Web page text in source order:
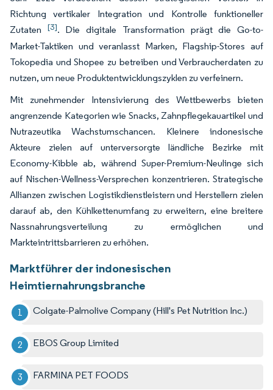
Richtung vertikaler Integration und Kontrolle funktioneller
Zutaten [3]. Die digitale Transformation prägt die Go-to-
Market-Taktiken und veranlasst Marken, Flagship-Stores auf
Tokopedia und Shopee zu betreiben und Verbraucherdaten zu
nutzen, um neue Produktentwicklungszyklen zu verfeinern.
Mit zunehmender Intensivierung des Wettbewerbs bieten
angrenzende Kategorien wie Snacks, Zahnpflegekauartikel und
Nutrazeutika Wachstumschancen. Kleinere indonesische
Akteure zielen auf unterversorgte ländliche Bezirke mit
Economy-Kibble ab, während Super-Premium-Neulinge sich
auf Nischen-Wellness-Versprechen konzentrieren. Strategische
Allianzen zwischen Logistikdienstleistern und Herstellern zielen
darauf ab, den Kühlkettenumfang zu erweitern, eine breitere
Nassnahrungsverteilung zu ermöglichen und
Markteintrittsbarrieren zu erhöhen.
Marktführer der indonesischen
Heimtiernahrungsbranche
Colgate-Palmolive Company (Hill's Pet Nutrition Inc.)
EBOS Group Limited
FARMINA PET FOODS